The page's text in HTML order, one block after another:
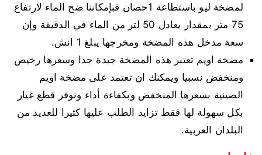
لمضخة ليو باستطاعة 1حصان فبإمكاننا ضخ الماء لارتفاع
75 متر بمقدار يعادل 50 لتر من الماء في الدقيقة وإن
سعة مدخل هذه المضخة ومخرجها يبلغ 1 انش.
مضخة اويم تعتبر هذه المضخة جيدة جدا وسعرها رخيص
ومنخفض نسبيا ويمكنك ان تعتمد على مضخة اويم
الصينية بسعرها المنخفض وبكفاءة أداء ونوفر قطع غيار
بكل سهولة لها فقط تزايد الطلب عليها كثيرا للعديد من
البلدان العربية.